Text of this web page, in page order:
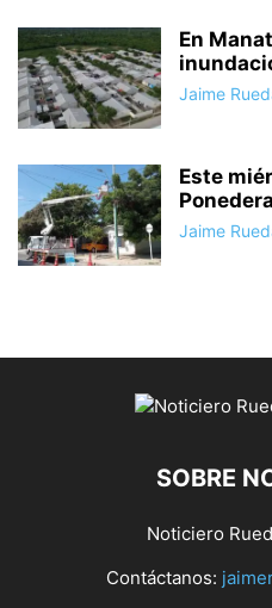
En
Jaime
Este
Ponedera
Jaime
SOBRE
Noticiero
Contáctanos: